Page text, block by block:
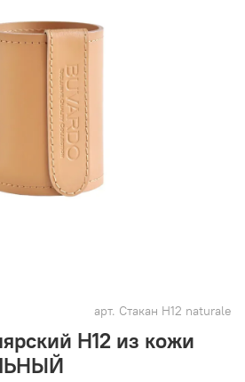
арт. Стакан Н12 naturale
H12 из кожи